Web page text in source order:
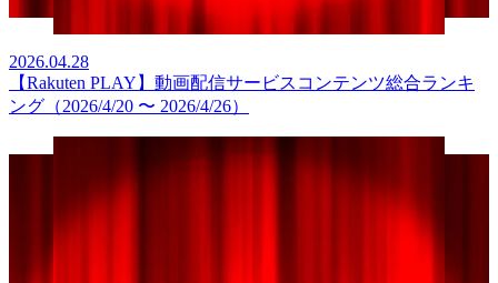
2026.04.28
【Rakuten PLAY】動画配信サービスコンテンツ総合ランキ
ング（2026/4/20 〜 2026/4/26）